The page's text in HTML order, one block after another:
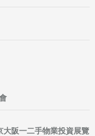
阪一二手物業投資展覽